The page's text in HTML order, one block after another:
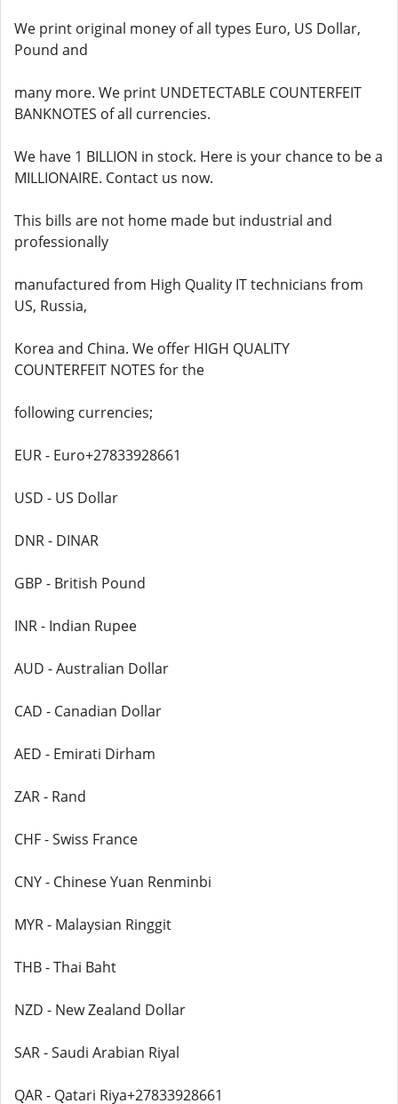
We print original money of all types Euro, US Dollar,
Pound and
many more. We print UNDETECTABLE COUNTERFEIT
BANKNOTES of all currencies.
We have 1 BILLION in stock. Here is your chance to be a
MILLIONAIRE. Contact us now.
This bills are not home made but industrial and
professionally
manufactured from High Quality IT technicians from
US, Russia,
Korea and China. We offer HIGH QUALITY
COUNTERFEIT NOTES for the
following currencies;
EUR - Euro+27833928661
USD - US Dollar
DNR - DINAR
GBP - British Pound
INR - Indian Rupee
AUD - Australian Dollar
CAD - Canadian Dollar
AED - Emirati Dirham
ZAR - Rand
CHF - Swiss France
CNY - Chinese Yuan Renminbi
MYR - Malaysian Ringgit
THB - Thai Baht
NZD - New Zealand Dollar
SAR - Saudi Arabian Riyal
QAR - Qatari Riya+27833928661